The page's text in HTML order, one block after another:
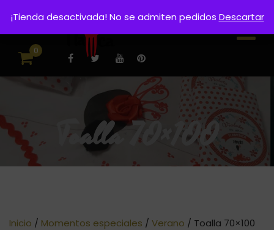
0
Toalla 70×100
Inicio / Momentos especiales / Verano / Toalla 70×100
¡Tienda desactivada! No se admiten pedidos Descartar